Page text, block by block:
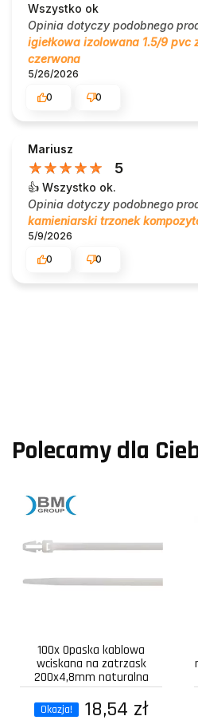
Wszystko ok
Opinia dotyczy podobnego
igiełkowa izolowana 1.5/9 pvc
czerwona
5/26/2026
0
0
Mariusz
5
👍️ Wszystko ok.
Opinia dotyczy podobnego
kamieniarski trzonek
5/9/2026
0
0
Polecamy dla
100x Opaska kablowa
wciskana na zatrzask
200x4,8mm naturalna
Okazja! 18,54 zł